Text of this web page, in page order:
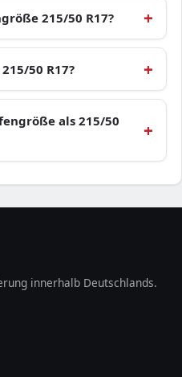
215/50 R17?
50 R17?
als 215/50
innerhalb Deutschlands.